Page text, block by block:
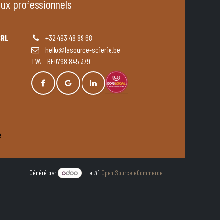
professionnels
+32 493 48 89 68
hello@lasource-scierie.be
TVA BE0798 845 379
Généré par - Le #1 Open Source eCommerce